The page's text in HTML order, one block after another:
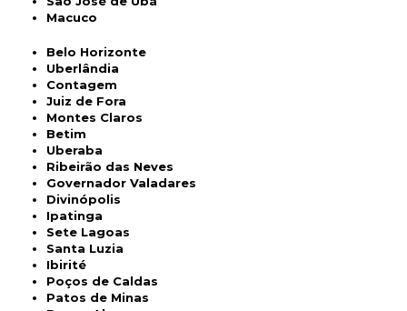
Macuco
Belo Horizonte
Uberlândia
Contagem
Juiz de Fora
Montes Claros
Betim
Uberaba
Ribeirão das Neves
Governador Valadares
Divinópolis
Ipatinga
Sete Lagoas
Santa Luzia
Ibirité
Poços de Caldas
Patos de Minas